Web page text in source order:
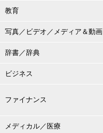
教育
写真／ビデオ／メディア＆動画
辞書／辞典
ビジネス
ファイナンス
メディカル／医療